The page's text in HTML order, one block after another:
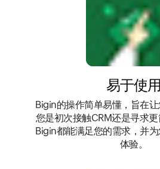
易于使用
Bigin的操作简单易懂，旨在
您是初次接触CRM还是寻求更
Bigin都能满足您的需求，并
体验。